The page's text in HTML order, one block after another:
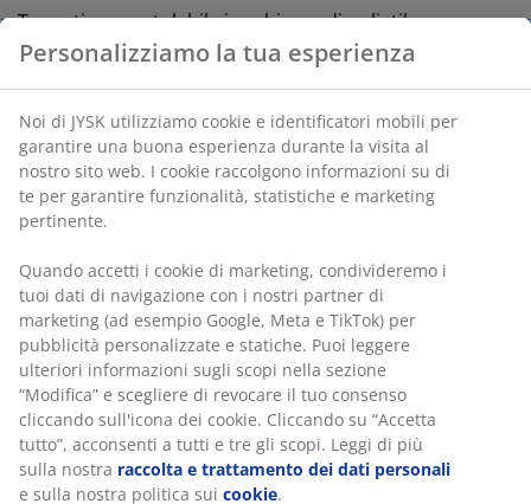
Tappetino arrotolabile in schiuma di polietilene a
reticolato. P55 x L190 x H1,2 cm
SKU: 4700024
Specificazioni
Recensioni
(8)
Spedizione
Personalizziamo la tua esperienza
Noi di JYSK utilizziamo cookie e identificatori mobili per
garantire una buona esperienza durante la visita al
nostro sito web. I cookie raccolgono informazioni su di
te per garantire funzionalità, statistiche e marketing
pertinente.
Quando accetti i cookie di marketing, condivideremo i
tuoi dati di navigazione con i nostri partner di
marketing (ad esempio Google, Meta e TikTok) per
pubblicità personalizzate e statiche. Puoi leggere
ulteriori informazioni sugli scopi nella sezione
“Modifica” e scegliere di revocare il tuo consenso
cliccando sull'icona dei cookie. Cliccando su “Accetta
tutto”, acconsenti a tutti e tre gli scopi. Leggi di più
sulla nostra raccolta e trattamento dei dati personali
e sulla nostra politica sui cookie.